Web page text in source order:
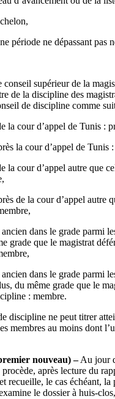
période ne dépassant pas
supérieur de la
de la discipline des
de discipline comme
la cour d’appel de Tunis :
la cour d’appel de Tunis
la cour d’appel autre que
de la cour d’appel autre
dans le grade parmi
grade que le magistrat
dans le grade parmi
du même grade que le
: membre.
discipline ne peut titrer
membres au moins dont
nouveau) –Au jour
après lecture du
recueille, le cas échéant, la
le dossier à huis-